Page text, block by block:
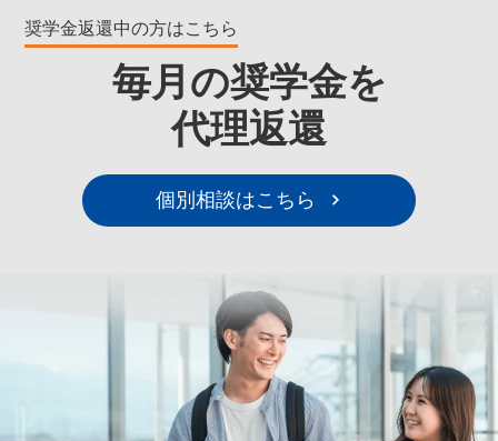
奨学金返還中の方はこちら
毎月の奨学金を
代理返還
個別相談はこちら